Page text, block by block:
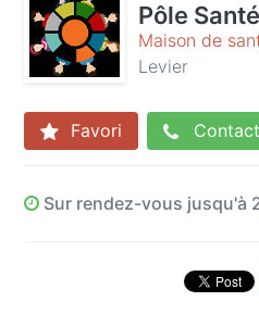
Pôle
Maison de
Levier
Favori
Sur rendez-vous jusqu'à